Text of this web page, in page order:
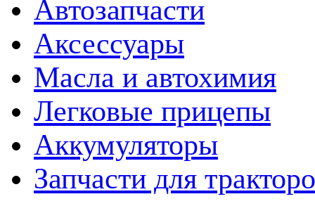
Автозапчасти
Аксессуары
Масла и автохимия
Легковые прицепы
Аккумуляторы
Запчасти для